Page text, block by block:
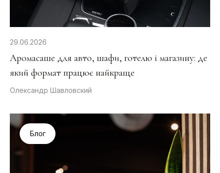
29.06.2026
Аромасаше для авто, шафи, готелю і магазину: де
який формат працює найкраще
Олександр Шавловский
Блог